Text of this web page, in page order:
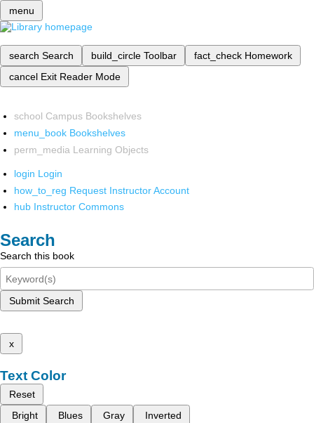
menu
search Search build_circle Toolbar fact_check Homework
cancel Exit Reader Mode
school Campus Bookshelves
menu_book Bookshelves
perm_media Learning Objects
login Login
how_to_reg Request Instructor Account
hub Instructor Commons
Search
Search this book
Submit Search
x
Text Color
Reset
Bright
Blues Gray Inverted